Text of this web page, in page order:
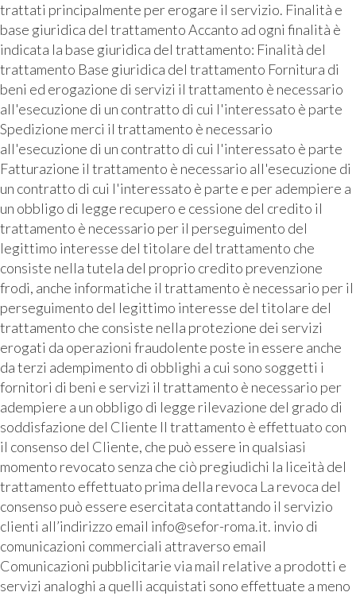
trattati principalmente per erogare il servizio. Finalità e
base giuridica del trattamento Accanto ad ogni finalità è
indicata la base giuridica del trattamento: Finalità del
trattamento Base giuridica del trattamento Fornitura di
beni ed erogazione di servizi il trattamento è necessario
all'esecuzione di un contratto di cui l'interessato è parte
Spedizione merci il trattamento è necessario
all'esecuzione di un contratto di cui l'interessato è parte
Fatturazione il trattamento è necessario all'esecuzione di
un contratto di cui l'interessato è parte e per adempiere a
un obbligo di legge recupero e cessione del credito il
trattamento è necessario per il perseguimento del
legittimo interesse del titolare del trattamento che
consiste nella tutela del proprio credito prevenzione
frodi, anche informatiche il trattamento è necessario per il
perseguimento del legittimo interesse del titolare del
trattamento che consiste nella protezione dei servizi
erogati da operazioni fraudolente poste in essere anche
da terzi adempimento di obblighi a cui sono soggetti i
fornitori di beni e servizi il trattamento è necessario per
adempiere a un obbligo di legge rilevazione del grado di
soddisfazione del Cliente Il trattamento è effettuato con
il consenso del Cliente, che può essere in qualsiasi
momento revocato senza che ciò pregiudichi la liceità del
trattamento effettuato prima della revoca La revoca del
consenso può essere esercitata contattando il servizio
clienti all’indirizzo email info@sefor-roma.it. invio di
comunicazioni commerciali attraverso email
Comunicazioni pubblicitarie via mail relative a prodotti e
servizi analoghi a quelli acquistati sono effettuate a meno